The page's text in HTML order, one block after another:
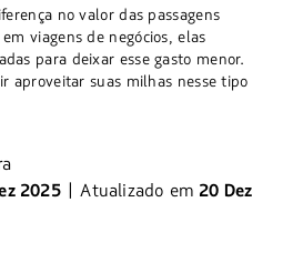
no valor das passagens
viagens de negócios, elas
para deixar esse gasto menor.
aproveitar suas milhas nesse tipo
2025| Atualizado em 20 Dez